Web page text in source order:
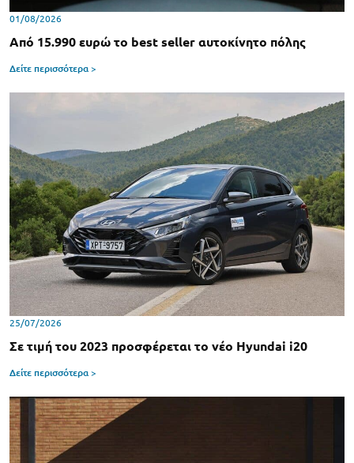
01/08/2026
Από 15.990 ευρώ το best seller αυτοκίνητο πόλης
Δείτε περισσότερα >
25/07/2026
Σε τιμή του 2023 προσφέρεται το νέο Hyundai i20
Δείτε περισσότερα >